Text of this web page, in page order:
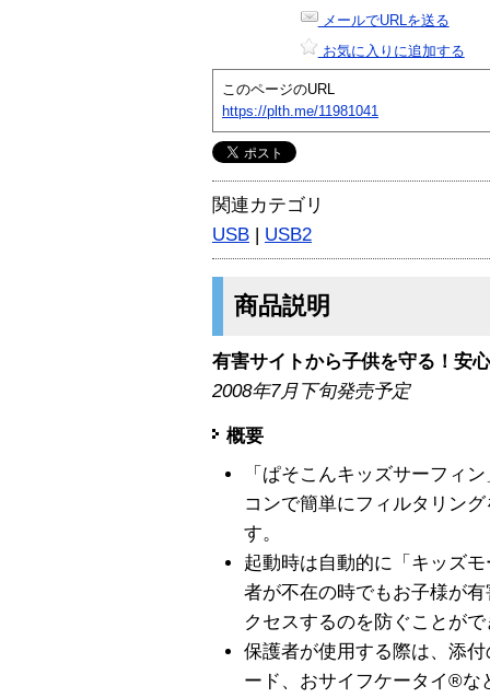
メールでURLを送る
お気に入りに追加する
このページのURL
https://plth.me/11981041
関連カテゴリ
USB | USB2
商品説明
有害サイトから子供を守る！安
2008年7月下旬発売予定
概要
「ぱそこんキッズサーフィ
コンで簡単にフィルタリン
す。
起動時は自動的に「キッズ
者が不在の時でもお子様が
クセスするのを防ぐことが
保護者が使用する際は、添
ード、おサイフケータイ®な